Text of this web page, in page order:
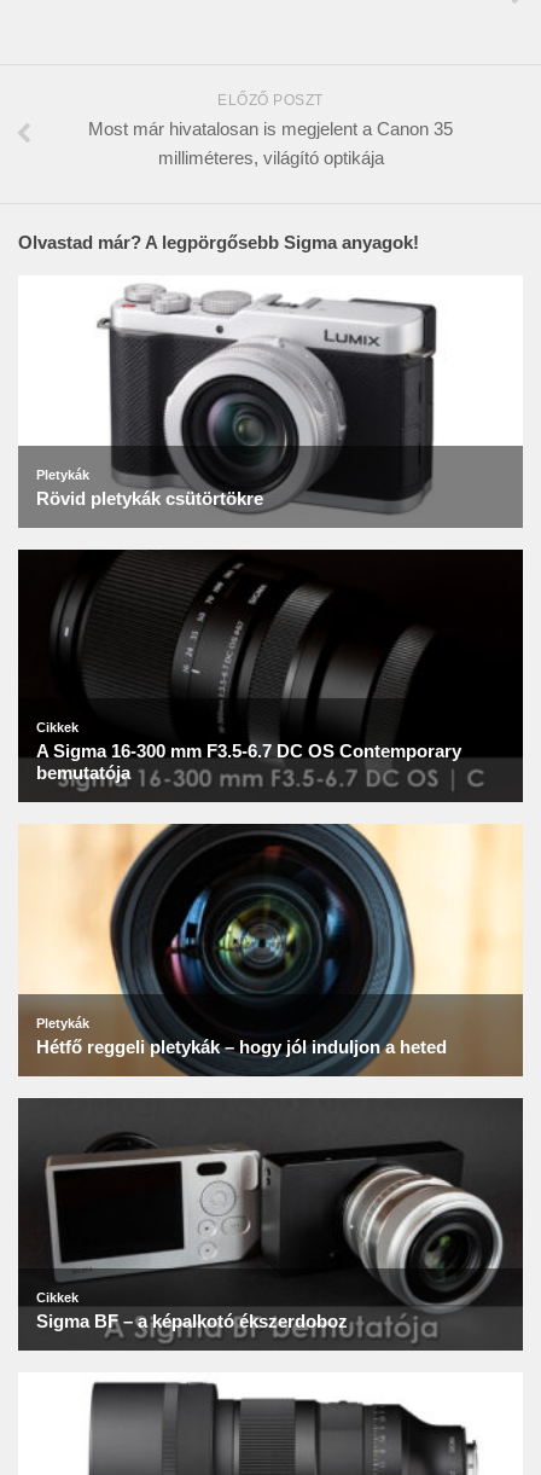
ELŐZŐ POSZT
Most már hivatalosan is megjelent a Canon 35
milliméteres, világító optikája
Olvastad már? A legpörgősebb Sigma anyagok!